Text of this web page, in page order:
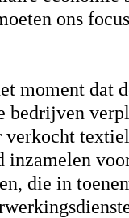
ons
moment dat
bedrijven
verkocht
die in